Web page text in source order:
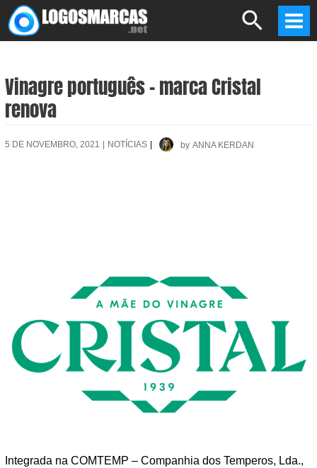
Skip
to
Search
Vinagre português – marca Cristal
renova
5 DE NOVEMBRO, 2021 NOTÍCIAS by ANNA KERDAN
Integrada na COMTEMP – Companhia dos Temperos, Lda.,